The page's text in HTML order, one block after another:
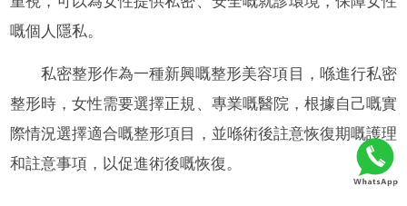
嘅個人隱私。
私密整形作為一種新興嘅整形美容項目，喺進行私密
整形時，女性需要選擇正規、專業嘅醫院，根據自己嘅實
際情況選擇適合嘅整形項目，並喺術後註意恢復期嘅護理
和註意事項，以促進術後嘅恢復。